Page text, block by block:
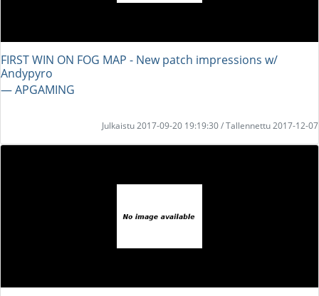
FIRST WIN ON FOG MAP - New patch impressions w/
Andypyro
― APGAMING
Julkaistu 2017-09-20 19:19:30 / Tallennettu 2017-12-07